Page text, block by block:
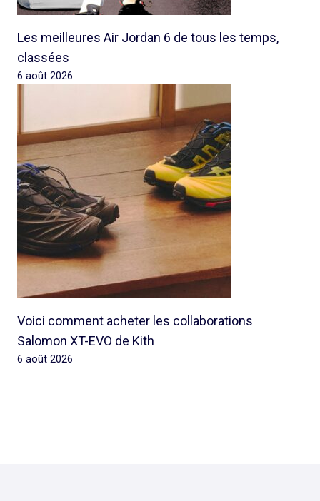
Les meilleures Air Jordan 6 de tous les temps,
classées
6 août 2026
Voici comment acheter les collaborations
Salomon XT-EVO de Kith
6 août 2026